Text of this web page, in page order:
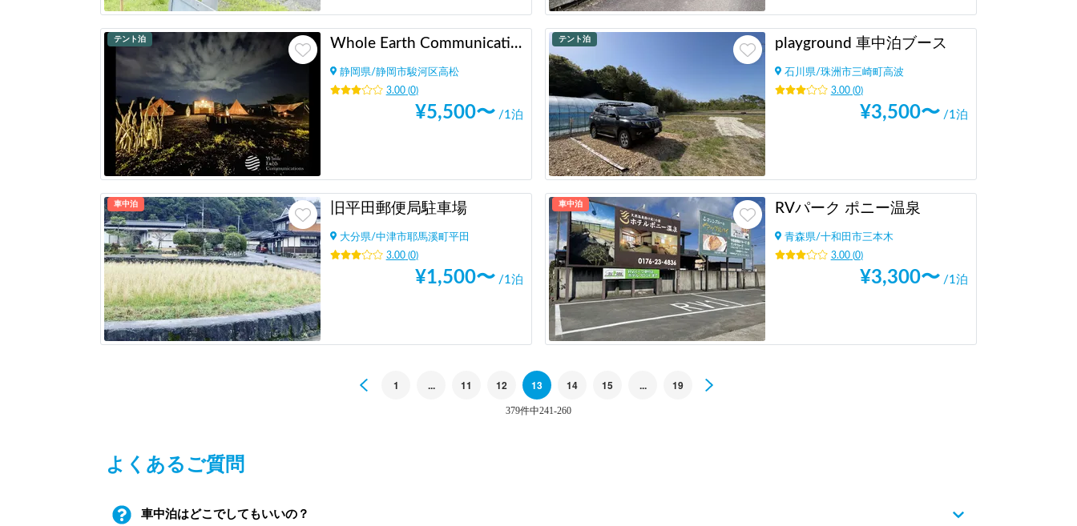
テント泊 Whole Earth Communications
静岡県/静岡市駿河区高松
3.00(0)
¥5,500〜 /1泊
テント泊 playground 車中泊ブース
石川県/珠洲市三崎町高波
3.00(0)
¥3,500〜 /1泊
車中泊 旧平田郵便局駐車場
大分県/中津市耶馬溪町平田
3.00(0)
¥1,500〜 /1泊
車中泊 RVパーク ポニー温泉
青森県/十和田市三本木
3.00(0)
¥3,300〜 /1泊
Previous
1 ... 11 12 13 14 15 ... 19
379件中241-260
よくあるご質問
車中泊はどこでしてもいいの？